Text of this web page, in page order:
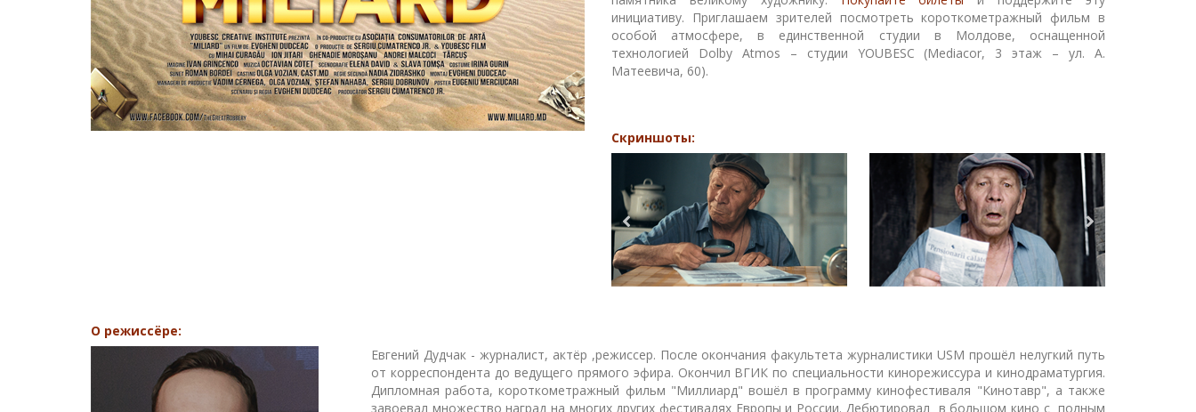
инициативу. Приглашаем зрителей посмотреть короткометражный фильм в
особой атмосфере, в единственной студии в Молдове, оснащенной
технологией Dolby Atmos – студии YOUBESC (Mediacor, 3 этаж – ул. А.
Матеевича, 60).
Скриншоты:
О режиссёре:
Евгений Дудчак - журналист, актёр ,режиссер. После окончания факультета журналистики USM прошёл нелугкий путь
от корреспондента до ведущего прямого эфира. Окончил ВГИК по специальности кинорежиссура и кинодраматургия.
Дипломная работа, короткометражный фильм "Миллиард" вошёл в программу кинофестиваля "Кинотавр", а также
завоевал множество наград на многих других фестивалях Европы и России. Дебютировал в большом кино с полным